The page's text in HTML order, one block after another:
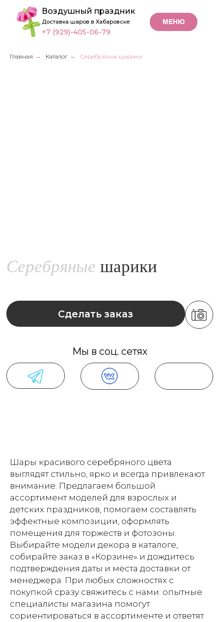
МЕНЮ
Воздушный праздник
Доставка шаров в Хабаровске
+7 (929)-405-06-79
Главная → Каталог → Серебряные шарики
Шары красивого серебряного цвета
выглядят стильно, ярко и всегда привлекают
внимание. Предлагаем большой
ассортимент моделей для взрослых и
детских праздников, помогаем составлять
эффектные композиции, оформлять
помещения для торжеств и фотозоны.
Выбирайте модели декора в каталоге,
собирайте заказ в «Корзине» и дождитесь
подтверждения даты и места доставки от
менеджера. При любых сложностях с
покупкой сразу свяжитесь с нами: опытные
специалисты магазина помогут
сориентироваться в ассортименте и ответят